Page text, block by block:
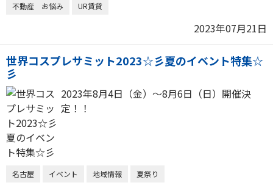
不動産 お悩み
UR賃貸
2023年07月21日
世界コスプレサミット2023☆彡夏のイベント特集☆
彡
2023年8月4日（金）～8月6日（日）開催決
定！！
名古屋 イベント 地域情報 夏祭り